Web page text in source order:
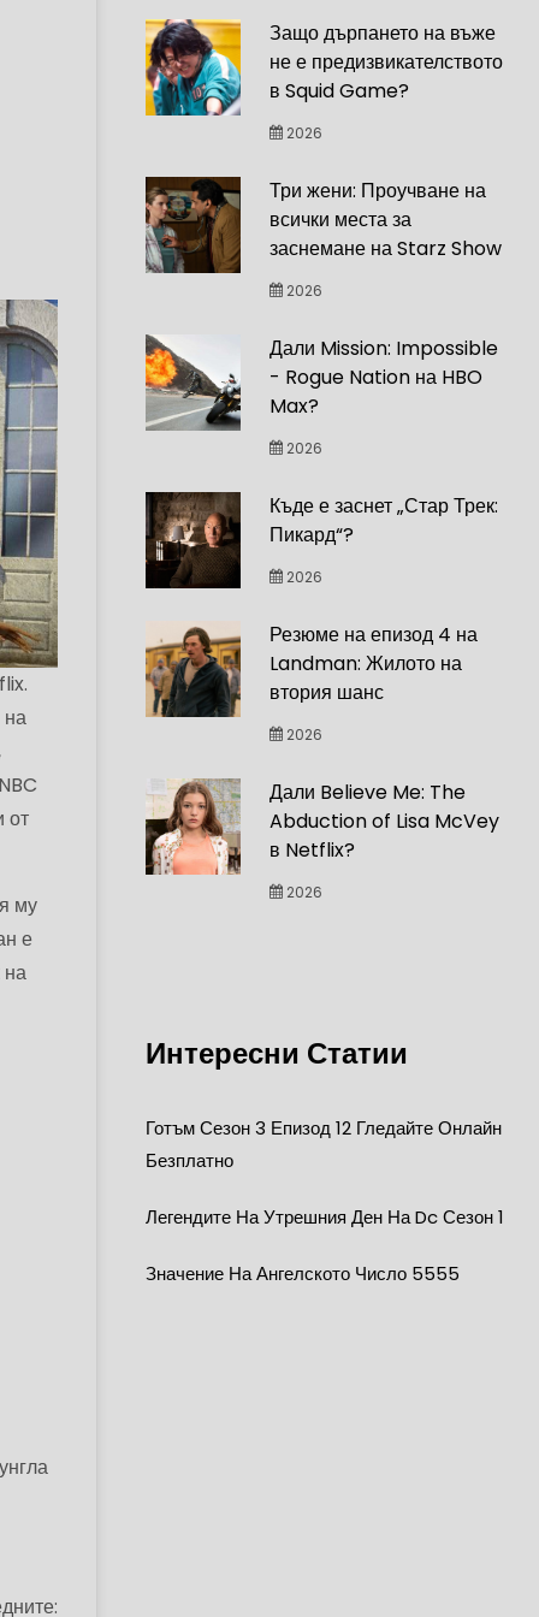
от
му
е
на
Защо дърпането на въже
не е предизвикателството
в Squid Game?
2026
Три жени: Проучване на
всички места за
заснемане на Starz Show
2026
Дали Mission: Impossible
- Rogue Nation на HBO
Max?
2026
Къде е заснет „Стар Трек:
Пикард“?
2026
Резюме на епизод 4 на
Landman: Жилото на
втория шанс
2026
Дали Believe Me: The
Abduction of Lisa McVey
в Netflix?
2026
Интересни Статии
Готъм Сезон 3 Епизод 12 Гледайте Онлайн
Безплатно
Легендите На Утрешния Ден На Dc Сезон 1
Значение На Ангелското Число 5555